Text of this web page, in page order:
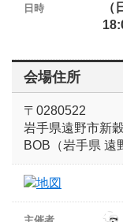
日時
（
会場住所
〒0280522
岩手県遠野市新
BOB（岩手県 遠